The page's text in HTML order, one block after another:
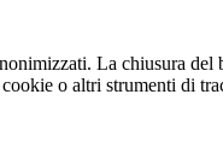
La chiusura
o altri strumenti di